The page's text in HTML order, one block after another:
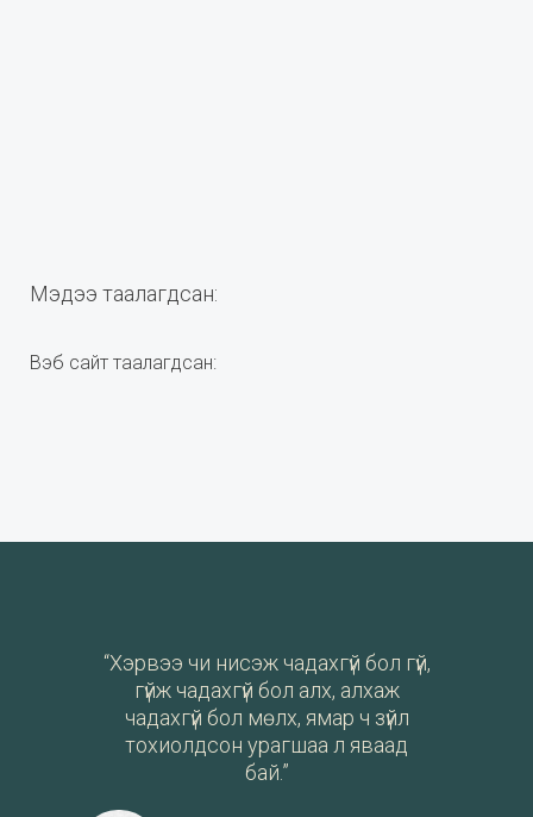
Мэдээ таалагдсан:
Вэб сайт таалагдсан:
“Хэрвээ чи нисэж чадахгүй бол гүй,
гүйж чадахгүй бол алх, алхаж
чадахгүй бол мөлх, ямар ч зүйл
тохиолдсон урагшаа л яваад
бай.”